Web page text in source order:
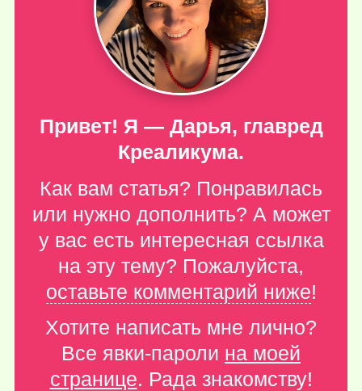
Привет! Я — Дарья, главред
Креаликума.
Как вам статья? Понравилась
или нужно дополнить? А может
у вас есть интересная ссылка
на эту тему? Пожалуйста,
оставьте комментарий ниже!
Хотите написать мне лично?
Все явки-пароли на моей
странице. Рада знакомству!